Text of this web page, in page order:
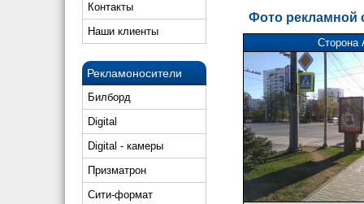
Контакты
Наши клиенты
Рекламоносители
Билборд
Digital
Digital - камеры
Призматрон
Сити-формат
Фото рекламной
Сторона